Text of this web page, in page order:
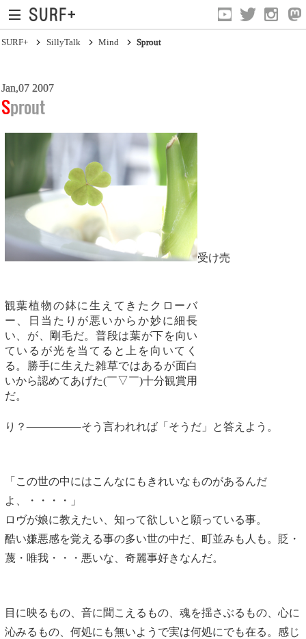
Current Affairs
Life In Surfing
Vibration
Mind
SURF+ SillyTalk Mind Sprout
Jan,07 2007
Sprout
観葉植物の鉢に生えてきたクローバ
ー、日当たりが悪いからか妙に細長
い、が、剛毛だ。普段は葉が下を向い
ているが光を当てると上を向いてく
る。勝手に生えた雑草ではあるが面白
いから認めてあげた(￣▽￣)十分観賞用
だ。
受け売
り？ そう言われれば「そうだ」と答えよう。
「この世の中にはこんなにもきれいなものがあるんだ
よ、・・・・」
ロヴが娘に教えたい、知って欲しいと願っている事。
酷い嫌悪感を覚える事の多い世の中だ、町並みも人も。貶・
蔑・唯我・・・悪いな、奇麗事好きなんだ。
目に映るもの、音に聞こえるもの、魂を揺さぶるもの、心に
沁みるもの、何処にも無いようで実は何処にでも在る。感じ